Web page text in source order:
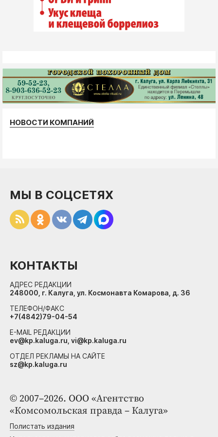
НОВОСТИ КОМПАНИЙ
© 2007–2026. ООО «Агентство
«Комсомольская правда – Калуга»
Полистать издания
МЫ В СОЦСЕТЯХ
КОНТАКТЫ
АДРЕС РЕДАКЦИИ
248000, г. Калуга, ул. Космонавта Комарова, д. 36
ТЕЛЕФОН/ФАКС
+7(4842)79-04-54
E-MAIL РЕДАКЦИИ
ev@kp.kaluga.ru, vi@kp.kaluga.ru
ОТДЕЛ РЕКЛАМЫ НА САЙТЕ
sz@kp.kaluga.ru